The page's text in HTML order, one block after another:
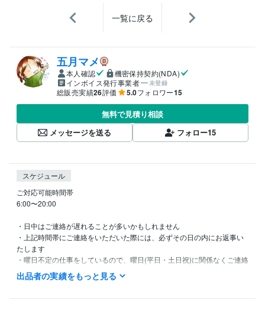
一覧に戻る
五月マメ
本人確認
機密保持契約(NDA)
インボイス発行事業者
未登録
総販売実績26評価 5.0フォロワー15
無料で見積り相談
メッセージを送る
フォロー15
スケジュール
ご対応可能時間帯
6:00〜20:00
・日中はご連絡が遅れることが多いかもしれません
・上記時間帯にご連絡をいただいた際には、必ずその日の内にお返事い
たします
・曜日不定の仕事をしているので、曜日(平日・土日祝)に関係なくご連絡
いただいて大丈夫です
出品者の実績をもっと見る